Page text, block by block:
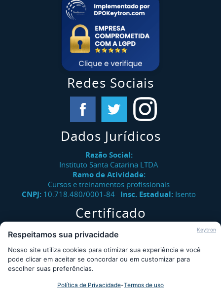
Redes Sociais
Dados Jurídicos
Razão Social:
Instituto Santa Catarina LTDA
Ramo de Atividade:
Cursos e treinamentos profissionais
CNPJ: 10.718.480/0001-84 Insc. Estadual: Isento
Certificado
Verifique a autenticidade de certificados emitidos pelo
Instituto Santa Catarina.
Consultar
Keytron
Respeitamos sua privacidade
Nosso site utiliza cookies para otimizar sua experiência e você
pode clicar em aceitar se concordar ou em customizar para
escolher suas preferências.
Política de Privacidade-Termos de uso